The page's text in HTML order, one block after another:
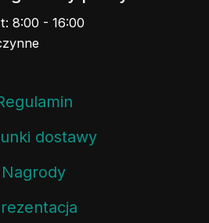
8:00 - 16:00
dostawy
Nagrody